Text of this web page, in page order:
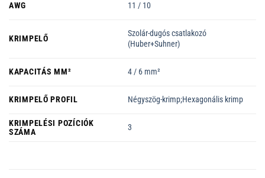
AWG 11 / 10
KRIMPELŐ
Szolár-dugós csatlakozó
(Huber+Suhner)
KAPACITÁS MM² 4 / 6 mm²
KRIMPELŐ PROFIL Négyszög-krimp;Hexagonális krimp
KRIMPELÉSI POZÍCIÓK
SZÁMA
3